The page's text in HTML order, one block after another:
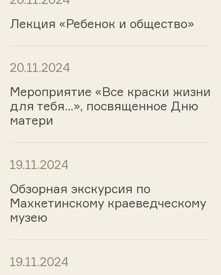
Лекция «Ребенок и общество»
20.11.2024
Мероприятие «Все краски жизни
для тебя…», посвященное Дню
матери
19.11.2024
Обзорная экскурсия по
Махкетинскому краеведческому
музею
19.11.2024